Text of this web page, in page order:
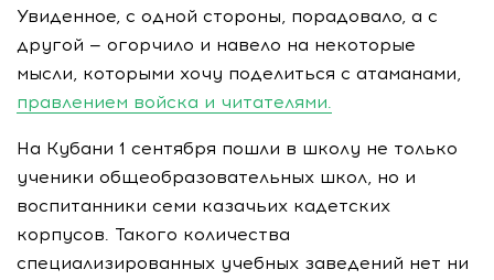
Увиденное, с одной стороны, порадовало, а с
другой — огорчило и навело на некоторые
мысли, которыми хочу поделиться с атаманами,
правлением войска и читателями.
На Кубани 1 сентября пошли в школу не только
ученики общеобразовательных школ, но и
воспитанники семи казачьих кадетских
корпусов. Такого количества
специализированных учебных заведений нет ни